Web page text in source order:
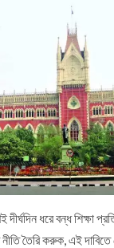
দীর্ঘদিন ধরে বন্ধ শিক্ষা
নীতি তৈরি করুক, এই